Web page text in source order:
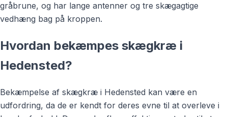
gråbrune, og har lange antenner og tre skægagtige
vedhæng bag på kroppen.
Hvordan bekæmpes skægkræ i
Hedensted?
Bekæmpelse af skægkræ i Hedensted kan være en
udfordring, da de er kendt for deres evne til at overleve i